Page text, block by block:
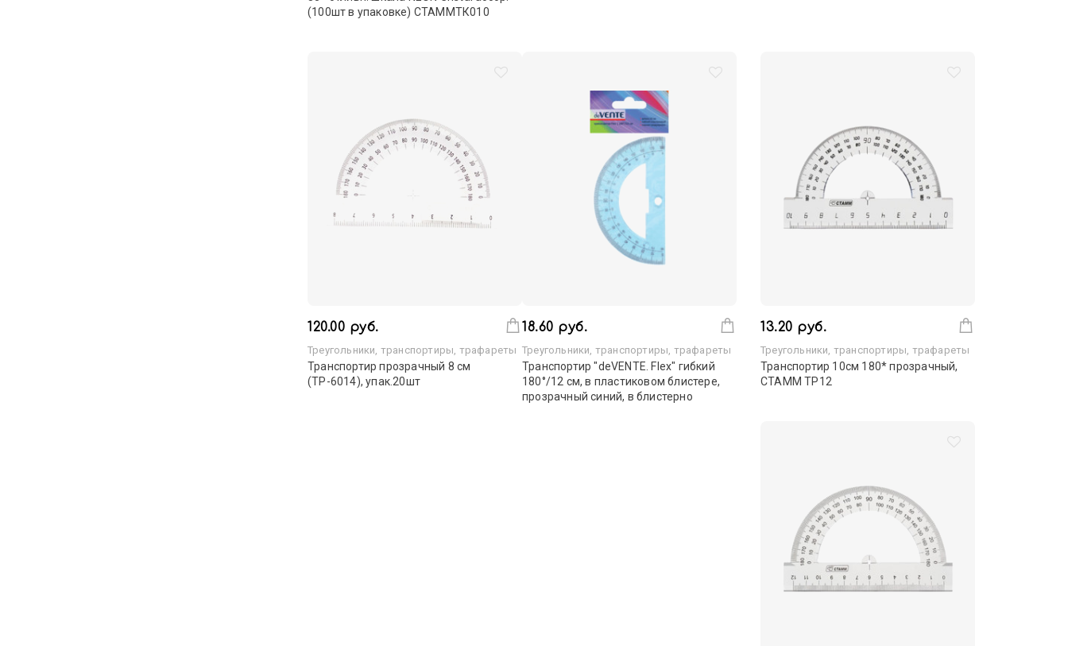
(100шт в упаковке) СТАММТК010
120.00 руб.
Треугольники, транспортиры, трафареты
Транспортир прозрачный 8 см
(ТР-6014), упак.20шт
18.60 руб.
Треугольники, транспортиры, трафареты
Транспортир "deVENTE. Flex" гибкий
180°/12 см, в пластиковом блистере,
прозрачный синий, в блистерно
13.20 руб.
Треугольники, транспортиры, трафареты
Транспортир 10см 180* прозрачный,
СТАММ ТР12